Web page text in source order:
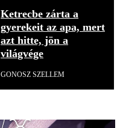
Ketrecbe zárta a
gyerekeit az apa, mert
azt hitte, jön a
világvége
GONOSZ SZELLEM